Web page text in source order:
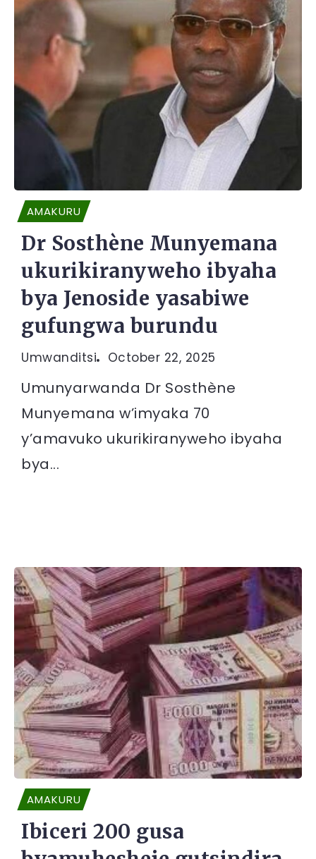
AMAKURU
Dr Sosthène Munyemana
ukurikiranyweho ibyaha
bya Jenoside yasabiwe
gufungwa burundu
Umwanditsi October 22, 2025
Umunyarwanda Dr Sosthène
Munyemana w’imyaka 70
y’amavuko ukurikiranyweho ibyaha
bya...
AMAKURU
Ibiceri 200 gusa